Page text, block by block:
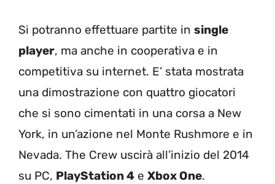
Si potranno effettuare partite in single
player, ma anche in cooperativa e in
competitiva su internet. E’ stata mostrata
una dimostrazione con quattro giocatori
che si sono cimentati in una corsa a New
York, in un’azione nel Monte Rushmore e in
Nevada. The Crew uscirà all’inizio del 2014
su PC, PlayStation 4 e Xbox One.